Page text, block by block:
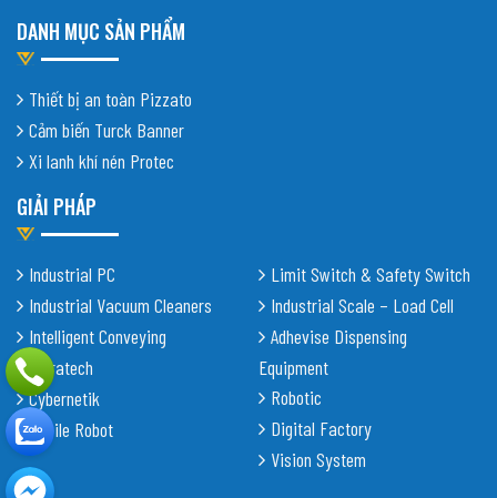
DANH MỤC SẢN PHẨM
Thiết bị an toàn Pizzato
Cảm biến Turck Banner
Xi lanh khí nén Protec
GIẢI PHÁP
Industrial PC
Industrial Vacuum Cleaners
Intelligent Conveying
Shiratech
Cybernetik
Mobile Robot
Limit Switch & Safety Switch
Industrial Scale – Load Cell
Adhevise Dispensing
Equipment
Robotic
Digital Factory
Vision System